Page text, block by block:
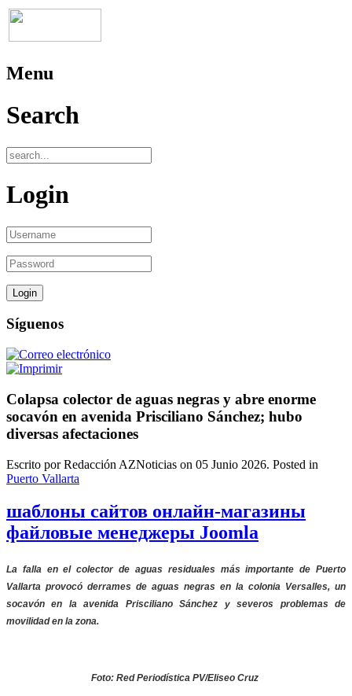
Menu
Search
Login
Síguenos
Colapsa colector de aguas negras y abre enorme
socavón en avenida Prisciliano Sánchez; hubo
diversas afectaciones
Escrito por Redacción AZNoticias on 05 Junio 2026. Posted in
Puerto Vallarta
шаблоны сайтов онлайн-магазины
файловые менеджеры Joomla
La falla en el colector de aguas residuales más importante de Puerto
Vallarta provocó derrames de aguas negras en la colonia Versalles, un
socavón en la avenida Prisciliano Sánchez y severos problemas de
movilidad en la zona.
Foto: Red Periodística PV/Eliseo Cruz